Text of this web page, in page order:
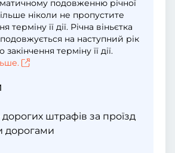
подовженню річної
ніколи не пропустите
терміну її дії. Річна віньєтка
на наступний рік
закінчення терміну її дії.
штрафів за проїзд
дорогами